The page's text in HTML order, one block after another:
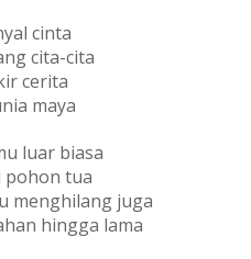
cinta
cita-cita
cerita
maya
luar biasa
pohon tua
menghilang juga
hingga lama